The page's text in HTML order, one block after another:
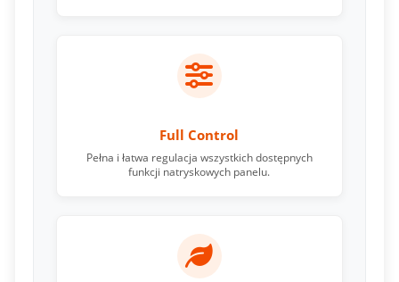
Full Control
Pełna i łatwa regulacja wszystkich dostępnych
funkcji natryskowych panelu.